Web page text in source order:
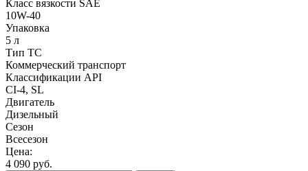
Класс вязкости SAE
10W-40
Упаковка
5 л
Тип ТС
Коммерческий транспорт
Классификации API
CI-4, SL
Двигатель
Дизельный
Сезон
Всесезон
Цена:
4 090 руб.